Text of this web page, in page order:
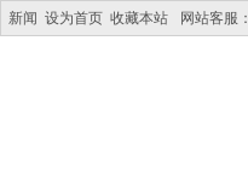
新闻 设为首页 收藏本站 网站客服：